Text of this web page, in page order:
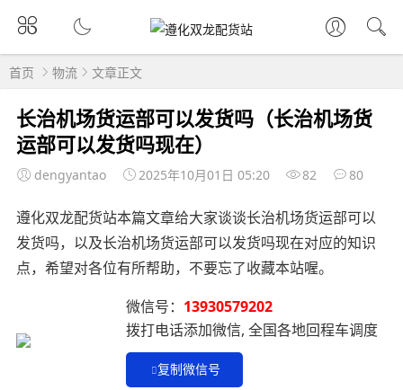
首页 物流 文章正文
长治机场货运部可以发货吗（长治机场货
运部可以发货吗现在）
dengyantao 2025年10月01日 05:20 82 80
遵化双龙配货站本篇文章给大家谈谈长治机场货运部可以
发货吗，以及长治机场货运部可以发货吗现在对应的知识
点，希望对各位有所帮助，不要忘了收藏本站喔。
微信号： 13930579202
拨打电话添加微信, 全国各地回程车调度
复制微信号